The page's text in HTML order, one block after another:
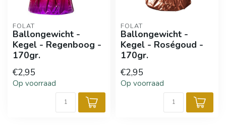
FOLAT
Ballongewicht -
Kegel - Regenboog -
170gr.
€2,95
Op voorraad
FOLAT
Ballongewicht -
Kegel - Roségoud -
170gr.
€2,95
Op voorraad